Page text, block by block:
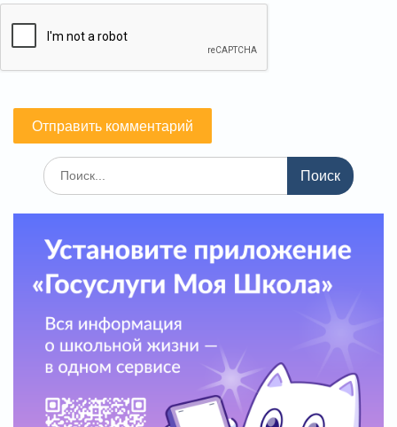
Поиск
по: